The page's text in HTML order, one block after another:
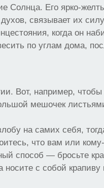
Солнца. Его ярко-
связывает их
когда он
по углам дома,
Вот, например, чтобы
мешочек
на самих себя,
что вам или
способ — бросьте
с собой крапиву